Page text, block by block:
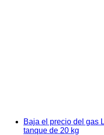
Baja el precio del gas
tanque de 20 kg